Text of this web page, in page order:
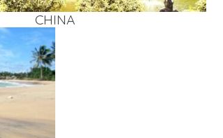
CHI­NA